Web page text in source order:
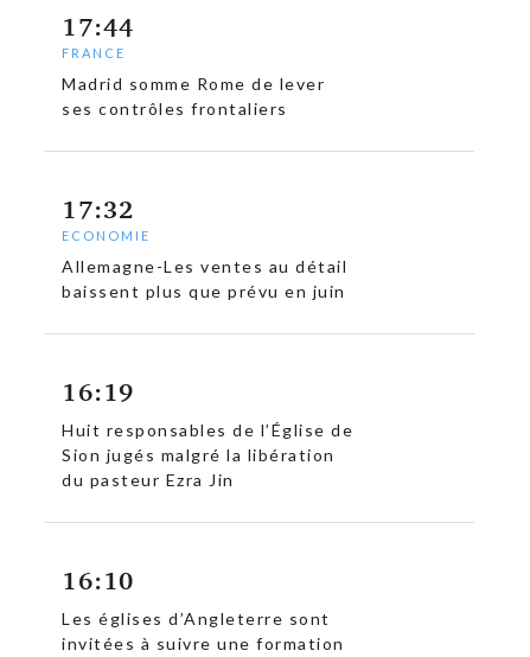
17:44
FRANCE
Madrid somme Rome de lever
ses contrôles frontaliers
17:32
ECONOMIE
Allemagne-Les ventes au détail
baissent plus que prévu en juin
16:19
Huit responsables de l’Église de
Sion jugés malgré la libération
du pasteur Ezra Jin
16:10
Les églises d’Angleterre sont
invitées à suivre une formation